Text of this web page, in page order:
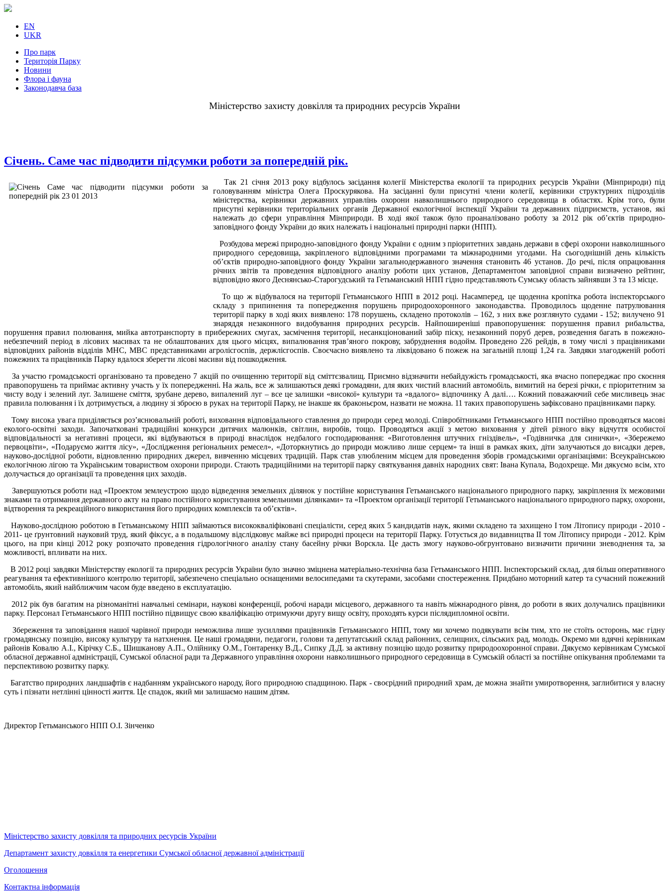
EN
UKR
Про парк
Територія Парку
Новини
Флора і фауна
Законодавча база
Міністерство захисту довкілля та природних ресурсів України
Січень. Саме час підводити підсумки роботи за попередній рік.
Так 21 січня 2013 року відбулось засідання колегії Міністерства екології та природних ресурсів України (Мінприроди) під
головуванням міністра Олега Проскурякова. На засіданні були присутні члени колегії, керівники структурних підрозділів
міністерства, керівники державних управлінь охорони навколишнього природного середовища в областях. Крім того, були
присутні керівники територіальних органів Державної екологічної інспекції України та державних підприємств, установ, які
належать до сфери управління Мінприроди. В ході якої також було проаналізовано роботу за 2012 рік об’єктів природно-
заповідного фонду України до яких належать і національні природні парки (НПП).
Розбудова мережі природно-заповідного фонду України є одним з пріоритетних завдань держави в сфері охорони навколишнього
природного середовища, закріпленого відповідними програмами та міжнародними угодами. На сьогоднішній день кількість
об’єктів природно-заповідного фонду України загальнодержавного значення становить 46 установ. До речі, після опрацювання
річних звітів та проведення відповідного аналізу роботи цих установ, Департаментом заповідної справи визначено рейтинг,
відповідно якого Деснянсько-Старогудський та Гетьманський НПП гідно представляють Сумську область зайнявши 3 та 13 місце.
То що ж відбувалося на території Гетьманського НПП в 2012 році. Насамперед, це щоденна кропітка робота інспекторського
складу з припинення та попередження порушень природоохоронного законодавства. Проводилось щоденне патрулювання
території парку в ході яких виявлено: 178 порушень, складено протоколів – 162, з них вже розглянуто судами - 152; вилучено 91
знаряддя незаконного видобування природних ресурсів. Найпоширеніші правопорушення: порушення правил рибальства,
порушення правил полювання, мийка автотранспорту в прибережних смугах, засмічення території, несанкціонований забір піску, незаконний поруб дерев, розведення багать в пожежно-
небезпечний період в лісових масивах та не облаштованих для цього місцях, випалювання трав’яного покрову, забруднення водойм. Проведено 226 рейдів, в тому числі з працівниками
відповідних районів відділів МНС, МВС представниками агролісгоспів, держлісгоспів. Своєчасно виявлено та ліквідовано 6 пожеж на загальній площі 1,24 га. Завдяки злагодженій роботі
пожежних та працівників Парку вдалося зберегти лісові масиви від пошкодження.
За участю громадськості організовано та проведено 7 акцій по очищенню території від сміттєзвалищ. Приємно відзначити небайдужість громадськості, яка вчасно попереджає про скоєння
правопорушень та приймає активну участь у їх попередженні. На жаль, все ж залишаються деякі громадяни, для яких чистий власний автомобіль, вимитий на березі річки, є пріоритетним за
чисту воду і зелений луг. Залишене сміття, зрубане дерево, випалений луг – все це залишки «високої» культури та «вдалого» відпочинку А далі…. Кожний поважаючий себе мисливець знає
правила полювання і їх дотримується, а людину зі зброєю в руках на території Парку, не інакше як браконьєром, назвати не можна. 11 таких правопорушень зафіксовано працівниками парку.
Тому висока увага приділяється роз’яснювальній роботі, виховання відповідального ставлення до природи серед молоді. Співробітниками Гетьманського НПП постійно проводяться масові
еколого-освітні заходи. Започатковані традиційні конкурси дитячих малюнків, світлин, виробів, тощо. Проводяться акції з метою виховання у дітей різного віку відчуття особистої
відповідальності за негативні процеси, які відбуваються в природі внаслідок недбалого господарювання: «Виготовлення штучних гніздівель», «Годівничка для синички», «Збережемо
первоцвіти», «Подаруємо життя лісу», «Дослідження регіональних ремесел», «Доторкнутись до природи можливо лише серцем» та інші в рамках яких, діти залучаються до висадки дерев,
науково-дослідної роботи, відновленню природних джерел, вивченню місцевих традицій. Парк став улюбленим місцем для проведення зборів громадськими організаціями: Всеукраїнською
екологічною лігою та Українським товариством охорони природи. Стають традиційними на території парку святкування давніх народних свят: Івана Купала, Водохреще. Ми дякуємо всім, хто
долучається до організації та проведення цих заходів.
Завершуються роботи над «Проектом землеустрою щодо відведення земельних ділянок у постійне користування Гетьманського національного природного парку, закріплення їх межовими
знаками та отримання державного акту на право постійного користування земельними ділянками» та «Проектом організації території Гетьманського національного природного парку, охорони,
відтворення та рекреаційного використання його природних комплексів та об’єктів».
Науково-дослідною роботою в Гетьманському НПП займаються висококваліфіковані спеціалісти, серед яких 5 кандидатів наук, якими складено та захищено І том Літопису природи - 2010 -
2011- це ґрунтовний науковий труд, який фіксує, а в подальшому відслідковує майже всі природні процеси на території Парку. Готується до видавництва ІІ том Літопису природи - 2012. Крім
цього, на при кінці 2012 року розпочато проведення гідрологічного аналізу стану басейну річки Ворскла. Це дасть змогу науково-обгрунтовано визначити причини зневоднення та, за
можливості, впливати на них.
В 2012 році завдяки Міністерству екології та природних ресурсів України було значно зміцнена матеріально-технічна база Гетьманського НПП. Інспекторський склад, для більш оперативного
реагування та ефективнішого контролю території, забезпечено спеціально оснащеними велосипедами та скутерами, засобами спостереження. Придбано моторний катер та сучасний пожежний
автомобіль, який найближчим часом буде введено в експлуатацію.
2012 рік був багатим на різноманітні навчальні семінари, наукові конференції, робочі наради місцевого, державного та навіть міжнародного рівня, до роботи в яких долучались працівники
парку. Персонал Гетьманського НПП постійно підвищує свою кваліфікацію отримуючи другу вищу освіту, проходять курси післядипломної освіти.
Збереження та заповідання нашої чарівної природи неможлива лише зусиллями працівників Гетьманського НПП, тому ми хочемо подякувати всім тим, хто не стоїть осторонь, має гідну
громадянську позицію, високу культуру та натхнення. Це наші громадяни, педагоги, голови та депутатський склад районних, селищних, сільських рад, молодь. Окремо ми вдячні керівникам
районів Ковалю А.І., Кірічку С.Б., Шишканову А.П., Олійнику О.М., Гонтаренку В.Д., Сипку Д.Д. за активну позицію щодо розвитку природоохоронної справи. Дякуємо керівникам Сумської
обласної державної адміністрації, Сумської обласної ради та Державного управління охорони навколишнього природного середовища в Сумській області за постійне опікування проблемами та
перспективою розвитку парку.
Багатство природних ландшафтів є надбанням українського народу, його природною спадщиною. Парк - своєрідний природний храм, де можна знайти умиротворення, заглиби­тися у власну
суть і пізнати нетлінні цінності життя. Це спадок, який ми залишаємо нашим дітям.
Директор Гетьманського НПП О.І. Зінченко
Міністерство захисту довкілля та природних ресурсів України
Департамент захисту довкілля та енергетики Сумської обласної державної адміністрації
Оголошення
Контактна інформація